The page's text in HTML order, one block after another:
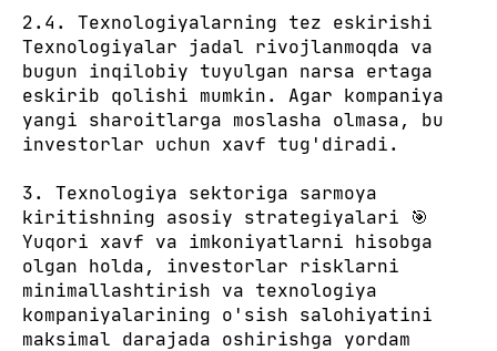
2.4. Texnologiyalarning tez eskirishi
Texnologiyalar jadal rivojlanmoqda va
bugun inqilobiy tuyulgan narsa ertaga
eskirib qolishi mumkin. Agar kompaniya
yangi sharoitlarga moslasha olmasa, bu
investorlar uchun xavf tug'diradi.
3. Texnologiya sektoriga sarmoya
kiritishning asosiy strategiyalari 🎯
Yuqori xavf va imkoniyatlarni hisobga
olgan holda, investorlar risklarni
minimallashtirish va texnologiya
kompaniyalarining o'sish salohiyatini
maksimal darajada oshirishga yordam